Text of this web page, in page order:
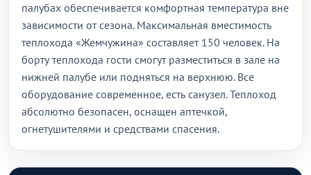
палубах обеспечивается комфортная температура вне
зависимости от сезона. Максимальная вместимость
теплохода «Жемчужина» составляет 150 человек. На
борту теплохода гости смогут разместиться в зале на
нижней палубе или подняться на верхнюю. Все
оборудование современное, есть санузел. Теплоход
абсолютно безопасен, оснащен аптечкой,
огнетушителями и средствами спасения.